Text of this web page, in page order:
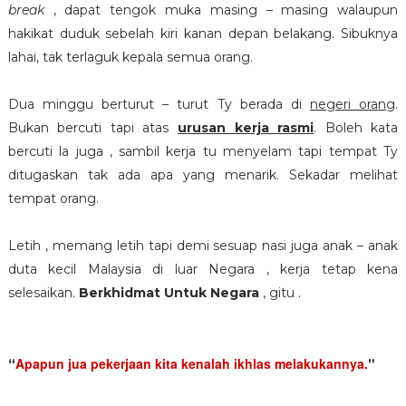
break, dapat tengok muka masing – masing walaupun
hakikat duduk sebelah kiri kanan depan belakang. Sibuknya
lahai, tak terlaguk kepala semua orang.
Dua minggu berturut – turut Ty berada di negeri orang.
Bukan bercuti tapi atas urusan kerja rasmi. Boleh kata
bercuti la juga , sambil kerja tu menyelam tapi tempat Ty
ditugaskan tak ada apa yang menarik. Sekadar melihat
tempat orang.
Letih , memang letih tapi demi sesuap nasi juga anak – anak
duta kecil Malaysia di luar Negara , kerja tetap kena
selesaikan. Berkhidmat Untuk Negara, gitu .
“Apapun jua pekerjaan kita kenalah ikhlas melakukannya.”